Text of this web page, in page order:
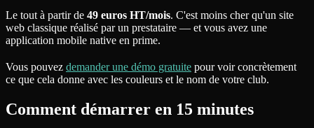
Le tout à partir de 49 euros HT/mois. C'est moins cher qu'un site
web classique réalisé par un prestataire — et vous avez une
application mobile native en prime.
Vous pouvez demander une démo gratuite pour voir concrètement
ce que cela donne avec les couleurs et le nom de votre club.
Comment démarrer en 15 minutes